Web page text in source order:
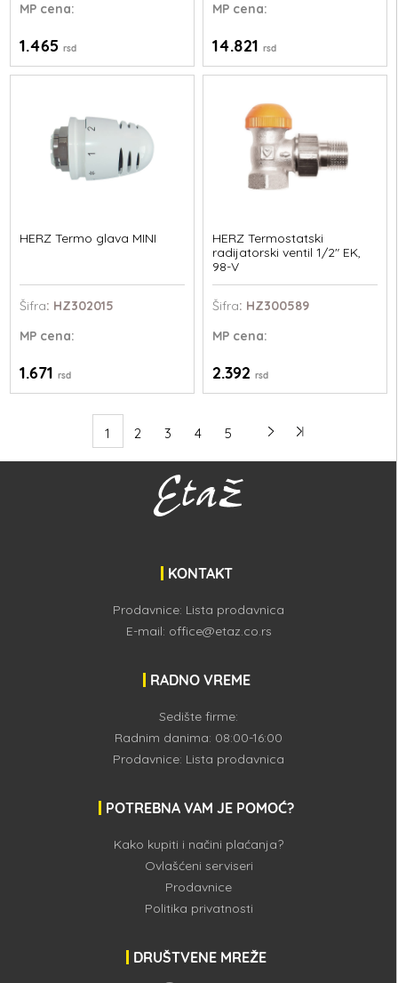
MP cena:
1.465rsd
MPcena:
14.821 rsd
HERZ Termo glava MINI
Šifra: HZ302015
MP cena:
1.671rsd
HERZ Termostatski
radijatorski ventil 1/2" EK,
98-V
Šifra: HZ300589
MPcena:
2.392 rsd
1 2 3 4 5
KONTAKT
Prodavnice: Lista prodavnica
E-mail: office@etaz.co.rs
RADNO VREME
Sedište firme:
Radnim danima: 08:00-16:00
Prodavnice: Lista prodavnica
POTREBNA VAM JE POMOĆ?
Kako kupiti i načini plaćanja?
Ovlašćeni serviseri
Prodavnice
Politika privatnosti
DRUŠTVENE MREŽE